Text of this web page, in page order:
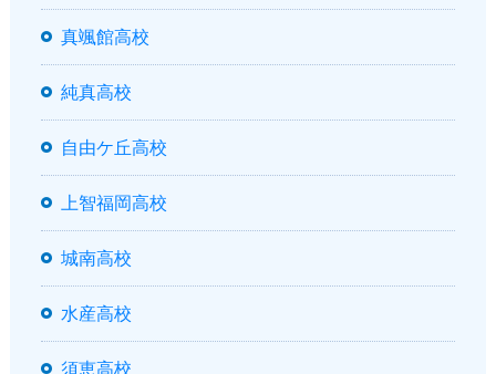
真颯館高校
純真高校
自由ケ丘高校
上智福岡高校
城南高校
水産高校
須恵高校